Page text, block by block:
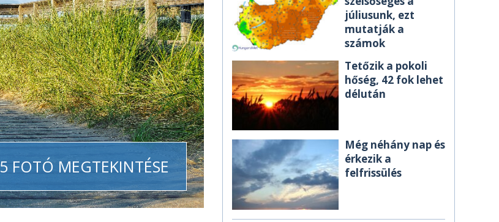
5 FOTÓ MEGTEKINTÉSE
júliusunk, ezt
mutatják a
számok
Tetőzik a pokoli
hőség, 42 fok lehet
délután
Még néhány nap és
érkezik a
felfrissülés